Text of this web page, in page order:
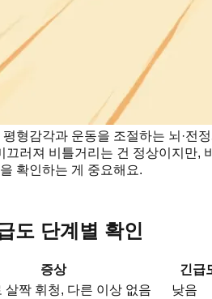
형감각과 운동을 조절하는 뇌·전
끄러져 비틀거리는 건 정상이지만,
확인하는 게 중요해요.
도 단계별 확인
증상 긴급
살짝 휘청, 다른 이상 없음 낮음